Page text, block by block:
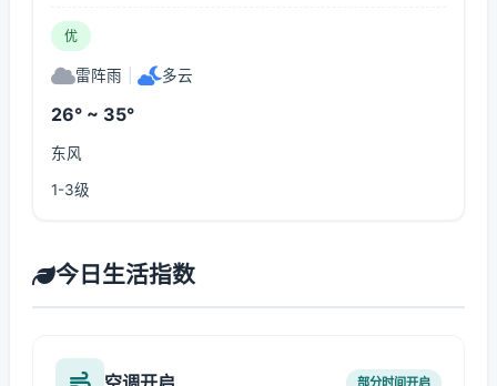
优
雷阵雨 多云
26° ~ 35°
东风
1-3级
今日生活指数
部分时间开启